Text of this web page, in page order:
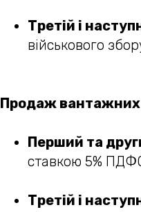
Третій і
військового
Продаж вантажних
Перший та
ставкою 5%
Третій і